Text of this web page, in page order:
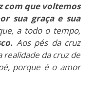
com que voltemos
sua graça e sua
a todo o tempo,
Aos pés da cruz
realidade da cruz de
porque é o amor